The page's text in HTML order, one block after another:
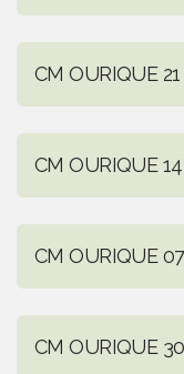
CM OURIQUE
CM OURIQUE
CM OURIQUE
CM OURIQUE